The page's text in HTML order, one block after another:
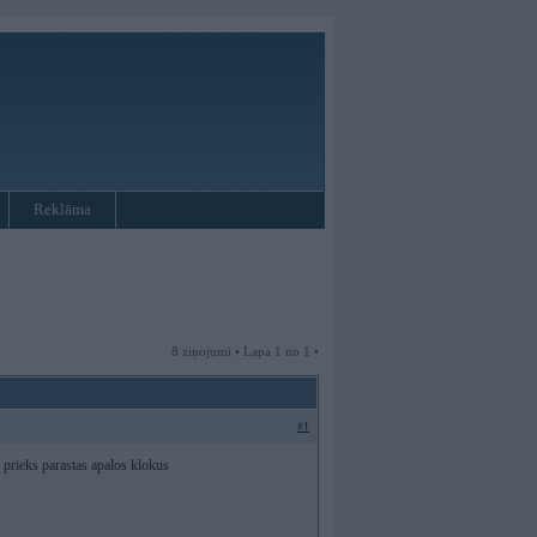
Reklāma
8 ziņojumi • Lapa 1 no 1 •
#1
parastas apalos klokus